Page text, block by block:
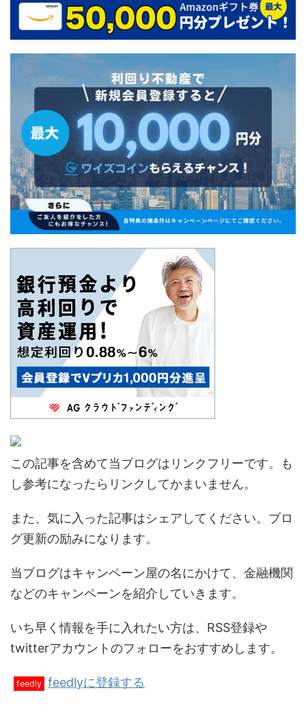
この記事を含めて当ブログはリンクフリーです。も
し参考になったらリンクしてかまいません。
また、気に入った記事はシェアしてください。ブロ
グ更新の励みになります。
当ブログはキャンペーン屋の名にかけて、金融機関
などのキャンペーンを紹介していきます。
いち早く情報を手に入れたい方は、RSS登録や
twitterアカウントのフォローをおすすめします。
feedly feedlyに登録する